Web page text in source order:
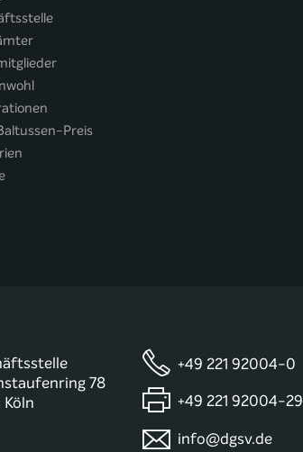
Preis
78
Köln
+49 221 92004-0
+49 221 92004-29
info@dgsv.de